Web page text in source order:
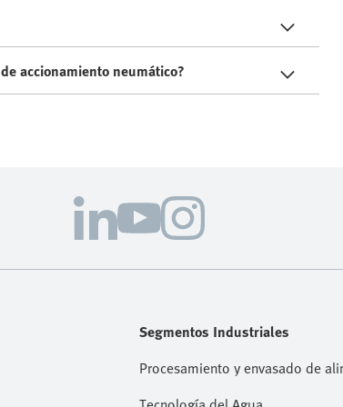
accionamiento neumático?
Segmentos Industriales
Procesamiento y envasado de